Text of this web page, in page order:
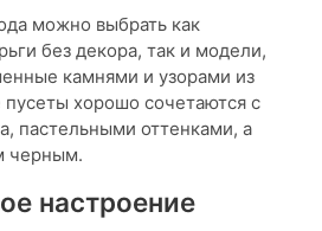
можно выбрать как
без декора, так и модели,
камнями и узорами из
хорошо сочетаются с
пастельными оттенками, а
черным.
настроение